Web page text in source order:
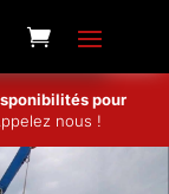
pour
nous !